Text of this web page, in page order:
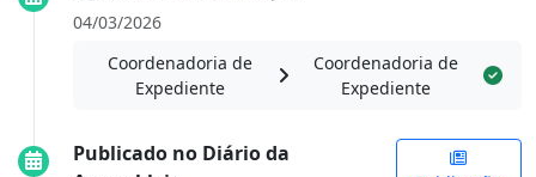
04/03/2026
Coordenadoria de
Expediente
Coordenadoria de
Expediente
Publicado no Diário da